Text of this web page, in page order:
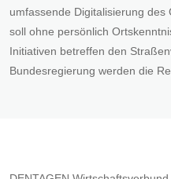
umfassende Digitalisierung des
soll ohne persönlich
Initiativen betreffen den
Bundesregierung werden die